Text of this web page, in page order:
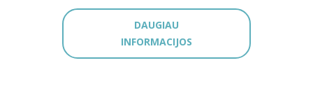
DAUGIAU
INFORMACIJOS